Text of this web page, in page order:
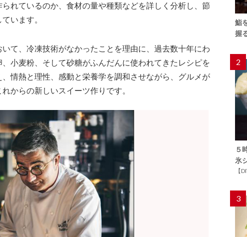
れているのか、食材の量や種類などを詳しく分析し、節
います。
て、冷凍技術がなかったことを理由に、過去数十年にわ
小麦粉、そして砂糖がふんだんに使われてきたレシピを
情熱と理性、感動と栄養学を調和させながら、グルメが
からの新しいスイーツ作りです。
鮨
握
2
５
氷
【
3